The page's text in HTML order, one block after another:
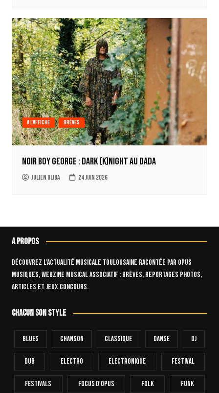
A l'affiche Brèves
Noir Boy George : Dark (k)Night au Dada
Julien Oliba 24 juin 2026
A propos
Découvrez l’actualité musicale toulousaine racontée par OPUS
Musiques, webzine musical associatif : brèves, reportages photos,
articles et jeux concours.
Chacun son style
Blues Chanson Classique Danse Dj
Dub Electro Electronique FESTIVAL
Festivals Focus D'Opus Folk Funk